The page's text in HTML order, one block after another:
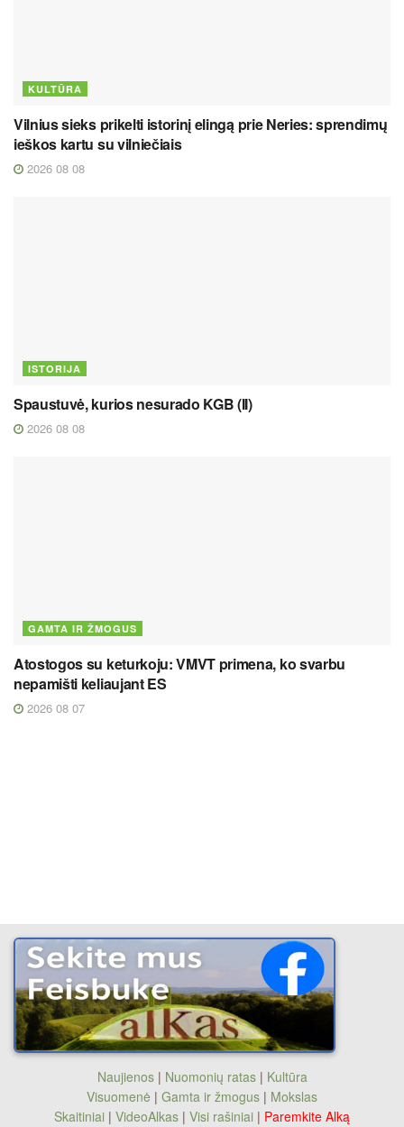
KULTŪRA
Vilnius sieks prikelti istorinį elingą prie Neries: sprendimų
ieškos kartu su vilniečiais
2026 08 08
ISTORIJA
Spaustuvė, kurios nesurado KGB (II)
2026 08 08
GAMTA IR ŽMOGUS
Atostogos su keturkoju: VMVT primena, ko svarbu
nepamišti keliaujant ES
2026 08 07
Naujienos| Nuomonių ratas| Kultūra
Visuomenė | Gamta ir žmogus | Mokslas
Skaitiniai | VideoAlkas | Visi rašiniai | Paremkite Alką